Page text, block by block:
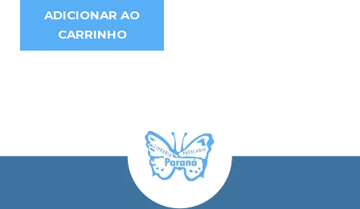
ADICIONAR AO
CARRINHO